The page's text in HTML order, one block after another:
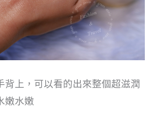
背上，可以看的出來整個超滋潤
嫩水嫩